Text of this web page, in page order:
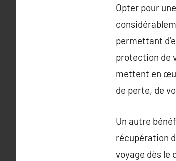
Opter pour
permettant
protection de
mettent en
de perte, de
Un autre
récupération
voyage dès le